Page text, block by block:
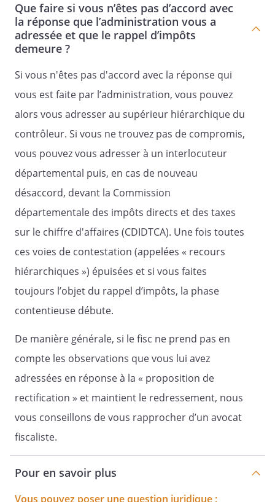
Que faire si vous n’êtes pas d’accord avec
la réponse que l’administration vous a
adressée et que le rappel d’impôts
demeure ?
Si vous n'êtes pas d'accord avec la réponse qui
vous est faite par l’administration, vous pouvez
alors vous adresser au supérieur hiérarchique du
contrôleur. Si vous ne trouvez pas de compromis,
vous pouvez vous adresser à un interlocuteur
départemental puis, en cas de nouveau
désaccord, devant la Commission
départementale des impôts directs et des taxes
sur le chiffre d'affaires (CDIDTCA). Une fois toutes
ces voies de contestation (appelées « recours
hiérarchiques ») épuisées et si vous faites
toujours l’objet du rappel d’impôts, la phase
contentieuse débute.
De manière générale, si le fisc ne prend pas en
compte les observations que vous lui avez
adressées en réponse à la « proposition de
rectification » et maintient le redressement, nous
vous conseillons de vous rapprocher d’un avocat
fiscaliste.
Pour en savoir plus
Vous pouvez poser une question juridique :